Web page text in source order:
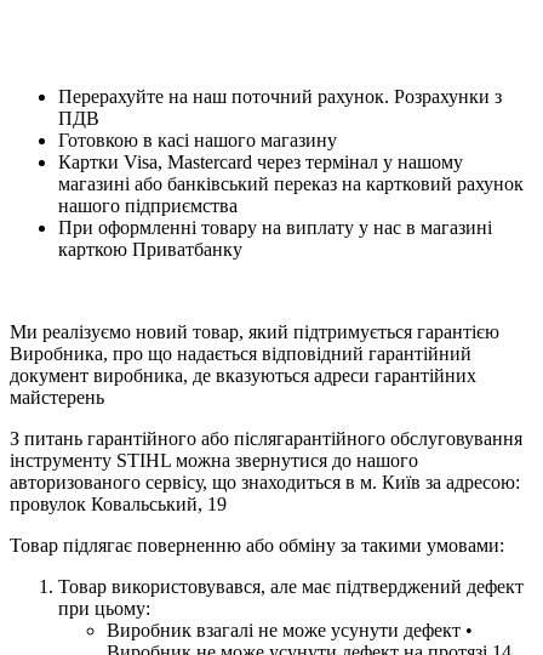
Перерахуйте на наш поточний рахунок. Розрахунки з
ПДВ
Готовкою в касі нашого магазину
Картки Visa, Mastercard через термінал у нашому
магазині або банківський переказ на картковий рахунок
нашого підприємства
При оформленні товару на виплату у нас в магазині
карткою Приватбанку
Ми реалізуємо новий товар, який підтримується гарантією
Виробника, про що надається відповідний гарантійний
документ виробника, де вказуються адреси гарантійних
майстерень
З питань гарантійного або післягарантійного обслуговування
інструменту STIHL можна звернутися до нашого
авторизованого сервісу, що знаходиться в м. Київ за адресою:
провулок Ковальський, 19
Товар підлягає поверненню або обміну за такими умовами:
Товар використовувався, але має підтверджений дефект
при цьому:
Виробник взагалі не може усунути дефект •